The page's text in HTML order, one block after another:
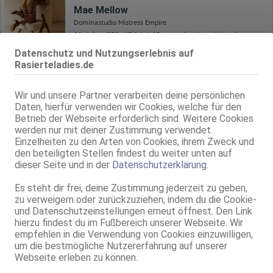
Datenschutz und Nutzungserlebnis auf
Rasierteladies.de
Wir und unsere Partner verarbeiten deine persönlichen
Daten, hierfür verwenden wir Cookies, welche für den
Betrieb der Webseite erforderlich sind. Weitere Cookies
werden nur mit deiner Zustimmung verwendet.
Einzelheiten zu den Arten von Cookies, ihrem Zweck und
den beteiligten Stellen findest du weiter unten auf
dieser Seite und in der Datenschutzerklärung.
Es steht dir frei, deine Zustimmung jederzeit zu geben,
zu verweigern oder zurückzuziehen, indem du die Cookie-
und Datenschutzeinstellungen erneut öffnest. Den Link
hierzu findest du im Fußbereich unserer Webseite. Wir
empfehlen in die Verwendung von Cookies einzuwilligen,
um die bestmögliche Nutzererfahrung auf unserer
Webseite erleben zu können.
Mae Mellow
Dominastudio Mistress Empire
33 Jahre, 75B, KF 34, 1.65m, total rasiert, deutsch
Hamburg-Dulsberg
Domina Amnesia Dusk
Dominastudio Mistress Empire
32 Jahre, 85C, KF 38/40, 1.63m, 72 kg, total rasiert, deutsch
dominant
Hamburg
Angela
24 Jahre, 75C, KF 34/36, 1.60m, total rasiert, asiatisch
Live Sex Cam
LIVE Sarah_Moon
Englisch